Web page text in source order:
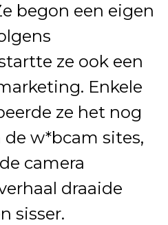
begon een eigen
ze ook een
Enkele
ze het nog
w*bcam sites,
camera
draaide
sisser.